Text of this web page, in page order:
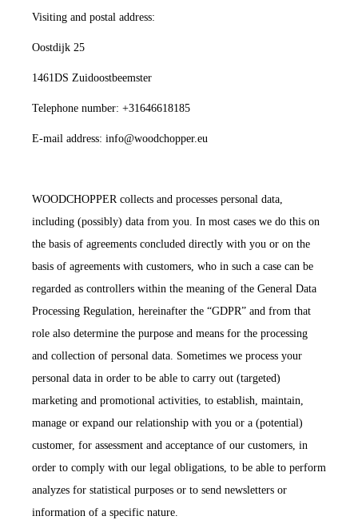
Visiting and postal address:
Oostdijk 25
1461DS Zuidoostbeemster
Telephone number: +31646618185
E-mail address: info@woodchopper.eu
WOODCHOPPER collects and processes personal data,
including (possibly) data from you. In most cases we do this on
the basis of agreements concluded directly with you or on the
basis of agreements with customers, who in such a case can be
regarded as controllers within the meaning of the General Data
Processing Regulation, hereinafter the “GDPR” and from that
role also determine the purpose and means for the processing
and collection of personal data. Sometimes we process your
personal data in order to be able to carry out (targeted)
marketing and promotional activities, to establish, maintain,
manage or expand our relationship with you or a (potential)
customer, for assessment and acceptance of our customers, in
order to comply with our legal obligations, to be able to perform
analyzes for statistical purposes or to send newsletters or
information of a specific nature.